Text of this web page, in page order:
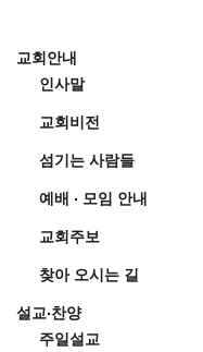
교회안내
인사말
교회비전
섬기는 사람들
예배 · 모임 안내
교회주보
찾아 오시는 길
설교·찬양
주일설교